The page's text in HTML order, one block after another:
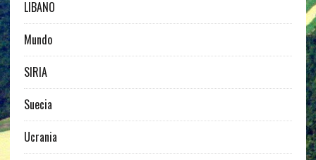
LIBANO
Mundo
SIRIA
Suecia
Ucrania